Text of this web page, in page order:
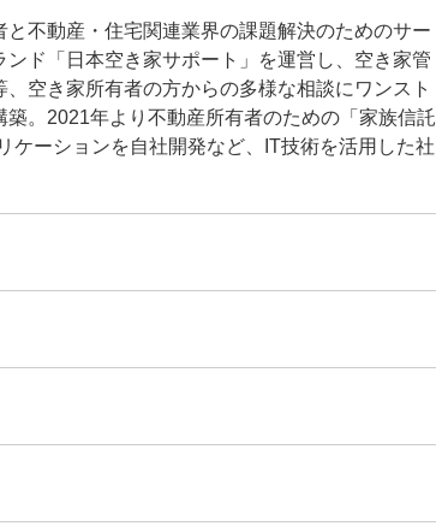
不動産・住宅関連業界の課題解決のためのサー
ド「日本空き家サポート」を運営し、空き家管
空き家所有者の方からの多様な相談にワンスト
。2021年より不動産所有者のための「家族信託
ーションを自社開発など、IT技術を活用した社